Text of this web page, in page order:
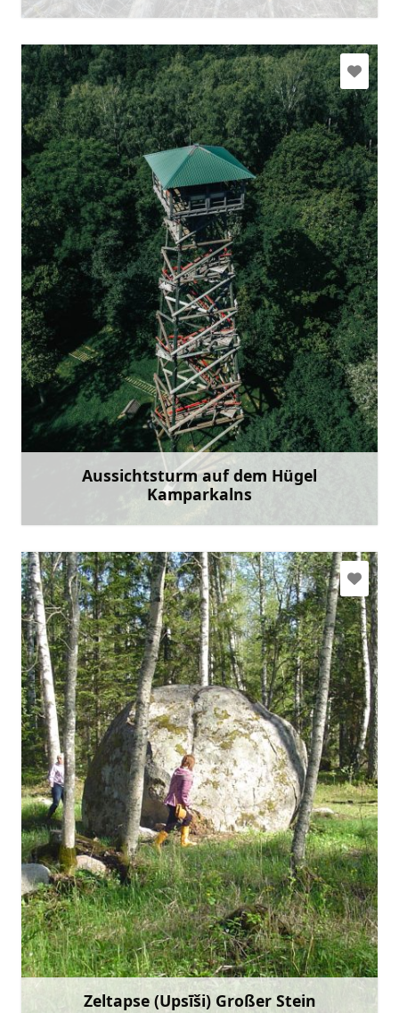
Aussichtsturm auf dem Hügel
Kamparkalns
Zeltapse (Upsīši) Großer Stein
Gehen Sie mit